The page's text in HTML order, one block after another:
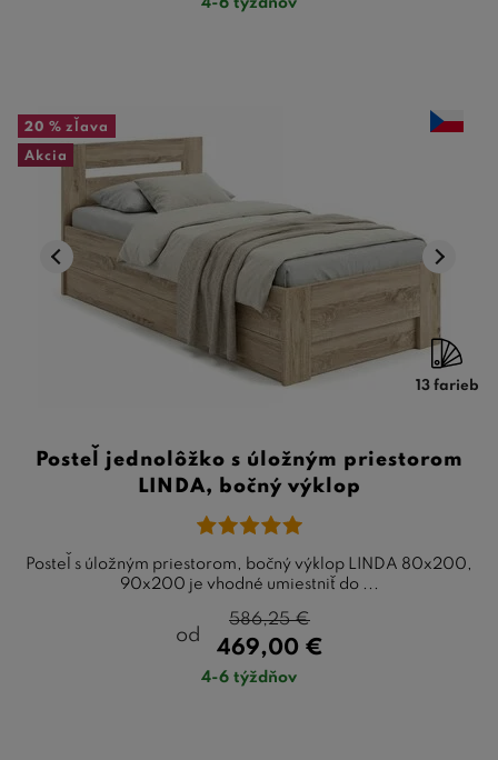
4-6 týždňov
20 % zľava
Akcia
13 farieb
Posteľ jednolôžko s úložným priestorom
LINDA, bočný výklop
Posteľ s úložným priestorom, bočný výklop LINDA 80x200,
90x200 je vhodné umiestniť do ...
od
469,00 €
586,25€
4-6 týždňov